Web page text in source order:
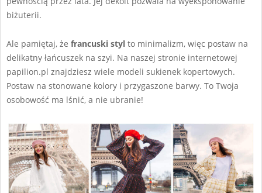
biżuterii.
Ale pamiętaj, że francuski styl to minimalizm, więc postaw na
delikatny łańcuszek na szyi. Na naszej stronie internetowej
papilion.pl znajdziesz wiele modeli sukienek kopertowych.
Postaw na stonowane kolory i przygaszone barwy. To Twoja
osobowość ma lśnić, a nie ubranie!